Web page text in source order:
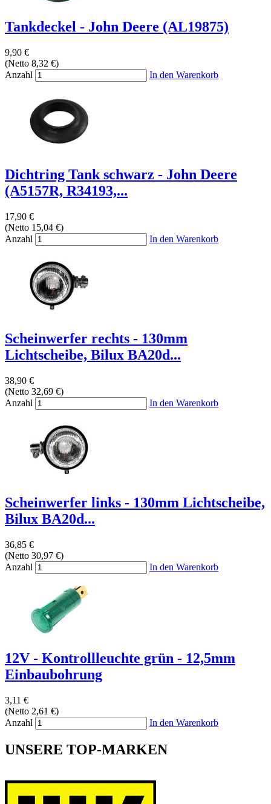
Tankdeckel - John Deere (AL19875)
9,90 €
(Netto 8,32 €)
Anzahl
In den Warenkorb
Dichtring Tank schwarz - John Deere
(A5157R, R34193,...
17,90 €
(Netto 15,04 €)
Anzahl
In den Warenkorb
Scheinwerfer rechts - 130mm
Lichtscheibe, Bilux BA20d...
38,90 €
(Netto 32,69 €)
Anzahl
In den Warenkorb
Scheinwerfer links - 130mm Lichtscheibe,
Bilux BA20d...
36,85 €
(Netto 30,97 €)
Anzahl
In den Warenkorb
12V - Kontrollleuchte grün - 12,5mm
Einbaubohrung
3,11 €
(Netto 2,61 €)
Anzahl
In den Warenkorb
UNSERE TOP-MARKEN